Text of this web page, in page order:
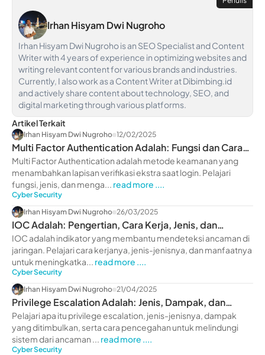
Irhan Hisyam Dwi Nugroho
Irhan Hisyam Dwi Nugroho is an SEO Specialist and Content
Writer with 4 years of experience in optimizing websites and
writing relevant content for various brands and industries.
Currently, I also work as a Content Writer at Dibimbing.id
and actively share content about technology, SEO, and
digital marketing through various platforms.
Artikel Terkait
Irhan Hisyam Dwi Nugroho 12/02/2025
Multi Factor Authentication Adalah: Fungsi dan Cara
Aktifkan
Multi Factor Authentication adalah metode keamanan yang
menambahkan lapisan verifikasi ekstra saat login. Pelajari
fungsi, jenis, dan menga... read more ....
Cyber Security
Irhan Hisyam Dwi Nugroho 26/03/2025
IOC Adalah: Pengertian, Cara Kerja, Jenis, dan
Manfaatnya
IOC adalah indikator yang membantu mendeteksi ancaman di
jaringan. Pelajari cara kerjanya, jenis-jenisnya, dan manfaatnya
untuk meningkatka... read more ....
Cyber Security
Irhan Hisyam Dwi Nugroho 21/04/2025
Privilege Escalation Adalah: Jenis, Dampak, dan
Pencegahan
Pelajari apa itu privilege escalation, jenis-jenisnya, dampak
yang ditimbulkan, serta cara pencegahan untuk melindungi
sistem dari ancaman ... read more ....
Cyber Security